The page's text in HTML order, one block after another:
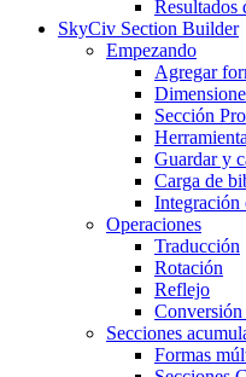
Resultados
SkyCiv Section Builder
Empezando
Agregar
Sección
Guardar y
Carga de
Integración
Operaciones
Traducción
Rotación
Reflejo
Conversión
Secciones
Formas